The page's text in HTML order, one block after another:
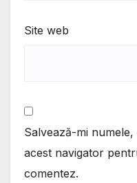
Site web
Salvează-mi
acest navigator
comentez.